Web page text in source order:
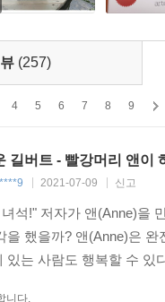
고 있다면」중에서
같은 대답을 했을 거다.
움이 되는 일을 하는 게
만, 이제는 버티고 견디는
르지 않아서, 어느 정도
결별의 이유가 같을 때」
하고 싶은 말을 담아두
가장 아름다운 형식이
니, 이토록 흥미진진한
것도 기대하지 않는 사
들어 있나 봐요. 난 왜
밖에 안 될 거예요.
리는 것에 즐거움의 절
(257)
4 5 6 7 8 9
길버트 - 빨강머리 앤이
2021-07-09 신고
석!" 저자가 앤(Anne)을
을 했을까? 앤(Anne)은
있는 사람도 행복할 수
니다.